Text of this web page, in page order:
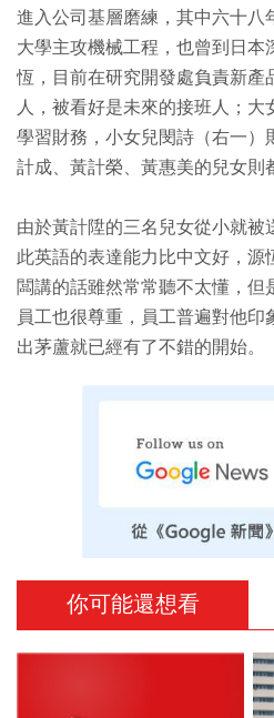
進入公司基層磨練，其中六十八
大學主攻機械工程，也曾到日本
恆，目前在研究開發處負責新產
人，被看好是未來的接班人；大
學習財務，小女兒閔詩（右一）
計成、黃計榮、黃惠美的兒女則
由於黃計陞的三名兒女從小就被
此英語的表達能力比中文好，源
闆講的話雖然常常聽不太懂，
員工也很尊重，員工普遍對他
出茅蘆就已經有了不錯的開始。
你可能還想看